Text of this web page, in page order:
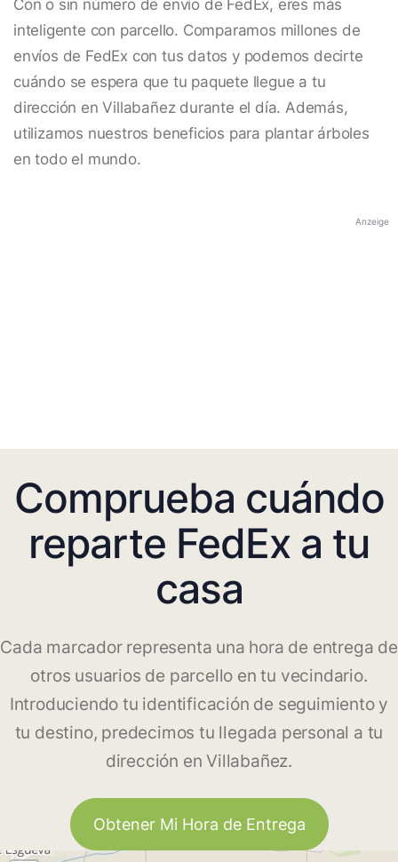
Con o sin número de envío de FedEx, eres más
inteligente con parcello. Comparamos millones de
envíos de FedEx con tus datos y podemos decirte
cuándo se espera que tu paquete llegue a tu
dirección en Villabañez durante el día. Además,
utilizamos nuestros beneficios para plantar árboles
en todo el mundo.
Anzeige
Comprueba cuándo
reparte FedEx a tu
casa
Cada marcador representa una hora de entrega de
otros usuarios de parcello en tu vecindario.
Introduciendo tu identificación de seguimiento y
tu destino, predecimos tu llegada personal a tu
dirección en Villabañez.
Obtener Mi Hora de Entrega